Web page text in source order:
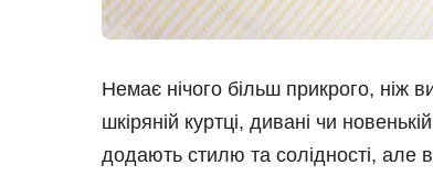
Немає нічого більш прикрого, ніж
шкіряній куртці, дивані чи
додають стилю та солідності,